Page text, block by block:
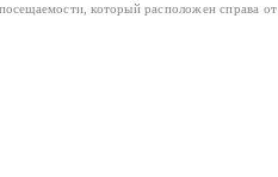
который расположен справа от